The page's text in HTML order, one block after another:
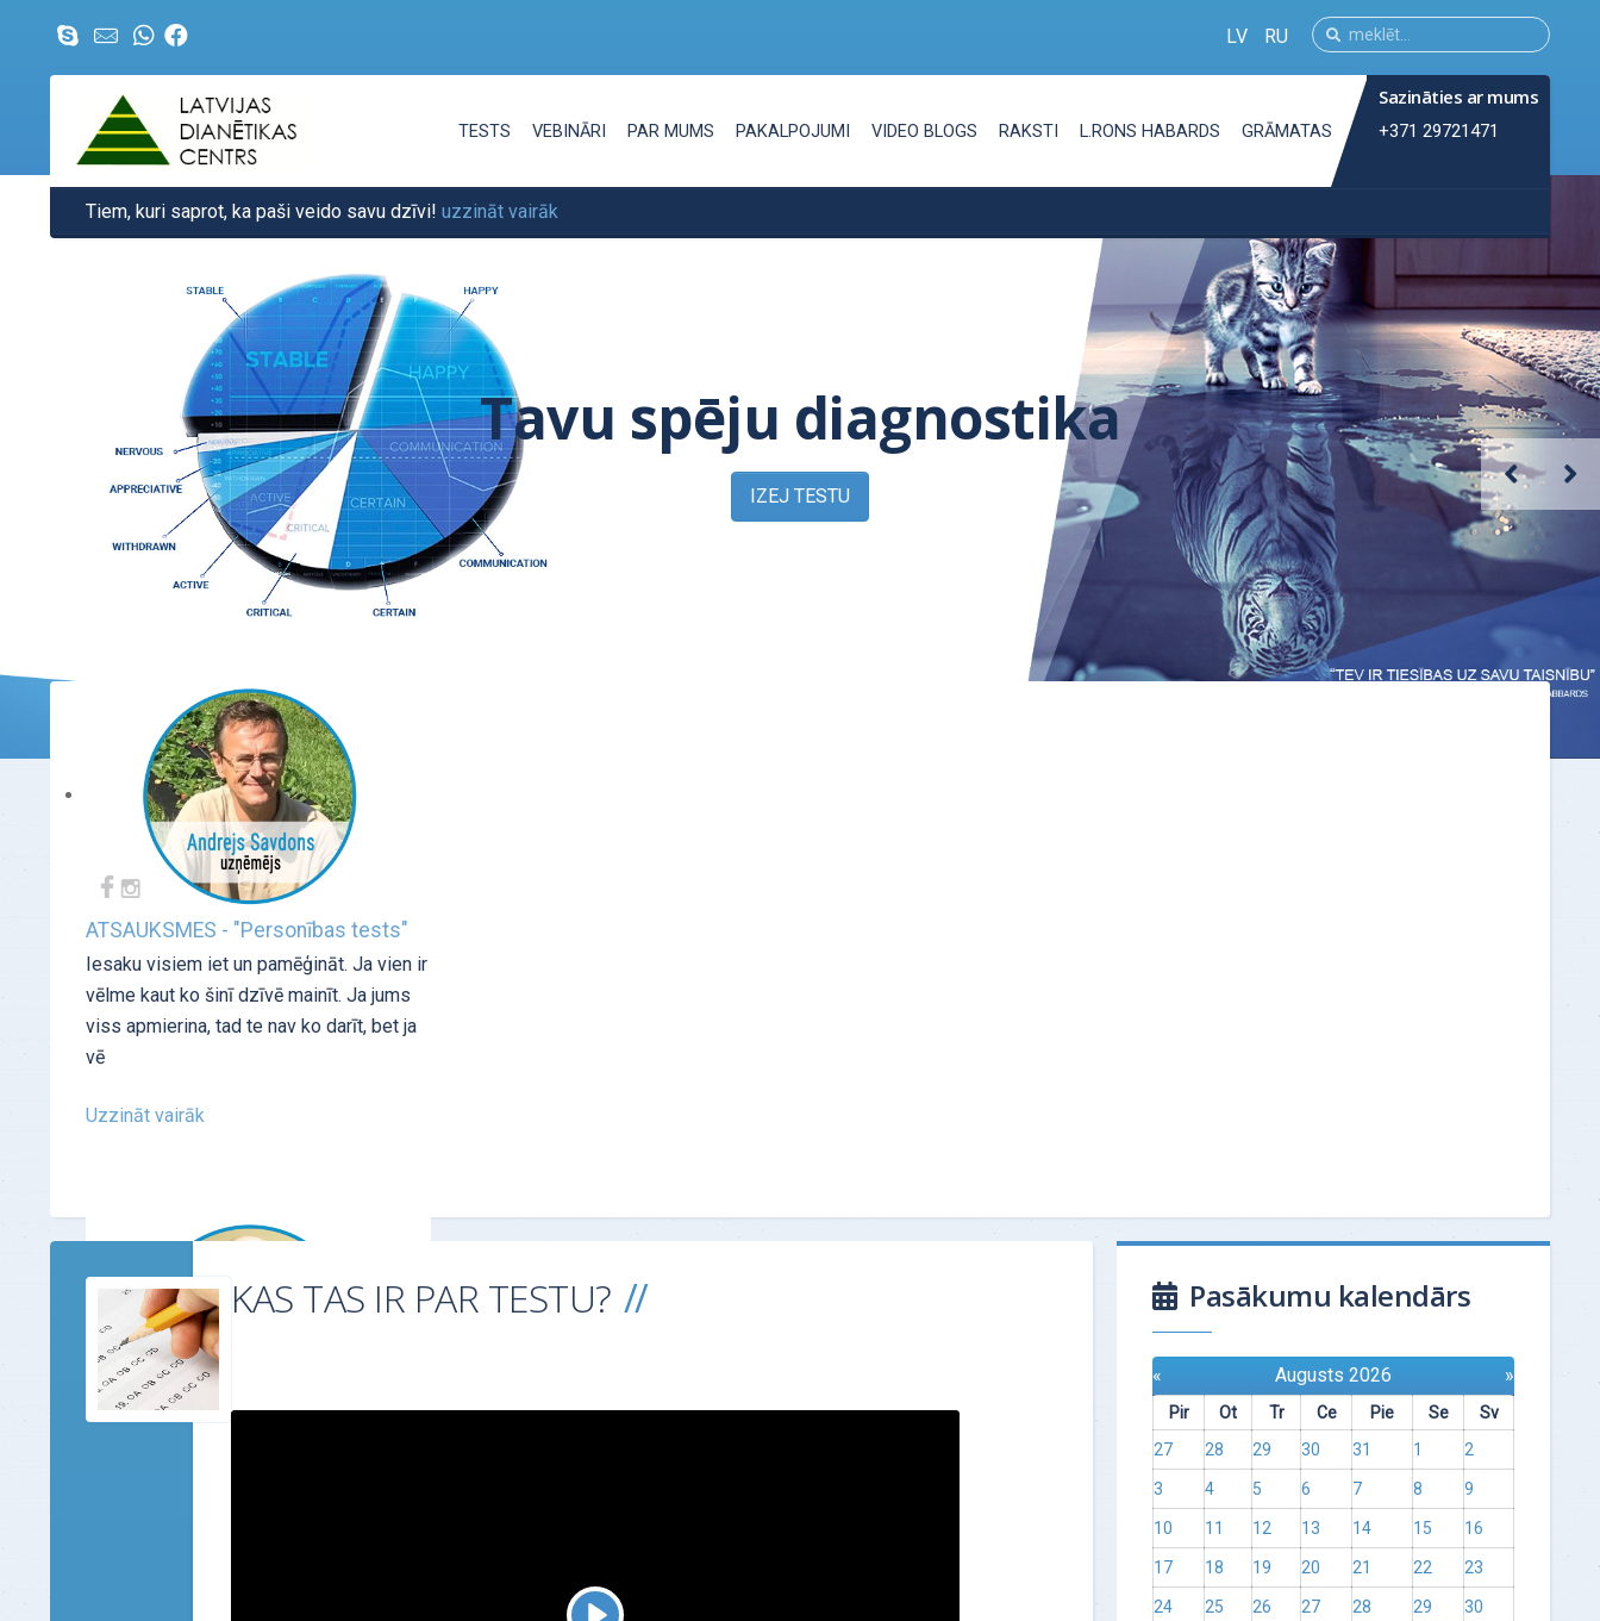
LV RU
TESTS VEBINĀRI PAR MUMS PAKALPOJUMI VIDEO BLOGS RAKSTI L.RONS HABARDS GRĀMATAS
Sazināties ar mums
+371 29721471
Tiem, kuri saprot, ka paši veido savu dzīvi! uzzināt vairāk
Tavu spēju diagnostika
IZEJ TESTU
ATSAUKSMES - "Personības tests"
Iesaku visiem iet un pamēģināt. Ja vien ir
vēlme kaut ko šinī dzīvē mainīt. Ja jums
viss apmierina, tad te nav ko darīt, bet ja
vē
Uzzināt vairāk
KAS TAS IR PAR TESTU? Pasākumu kalendārs
« Augusts 2026 »
Pir Ot Tr Ce Pie Se
Sv
27
28 29 30 31 1 2
3 4 5 6 7 8 9
10 11 12 13 14 15 16
17 18 19 20 21 22 23
24 25 26 27 28 29 30